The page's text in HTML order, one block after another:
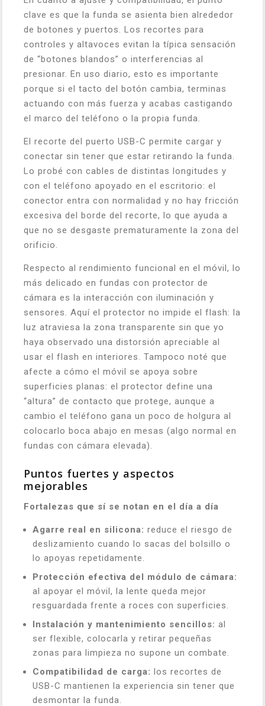
clave es que la funda se asienta bien alrededor
de botones y puertos. Los recortes para
controles y altavoces evitan la típica sensación
de “botones blandos” o interferencias al
presionar. En uso diario, esto es importante
porque si el tacto del botón cambia, terminas
actuando con más fuerza y acabas castigando
el marco del teléfono o la propia funda.
El recorte del puerto USB-C permite cargar y
conectar sin tener que estar retirando la funda.
Lo probé con cables de distintas longitudes y
con el teléfono apoyado en el escritorio: el
conector entra con normalidad y no hay fricción
excesiva del borde del recorte, lo que ayuda a
que no se desgaste prematuramente la zona del
orificio.
Respecto al rendimiento funcional en el móvil, lo
más delicado en fundas con protector de
cámara es la interacción con iluminación y
sensores. Aquí el protector no impide el flash: la
luz atraviesa la zona transparente sin que yo
haya observado una distorsión apreciable al
usar el flash en interiores. Tampoco noté que
afecte a cómo el móvil se apoya sobre
superficies planas: el protector define una
“altura” de contacto que protege, aunque a
cambio el teléfono gana un poco de holgura al
colocarlo boca abajo en mesas (algo normal en
fundas con cámara elevada).
Puntos fuertes y aspectos
mejorables
Fortalezas que sí se notan en el día a día
Agarre real en silicona: reduce el riesgo de
deslizamiento cuando lo sacas del bolsillo o
lo apoyas repetidamente.
Protección efectiva del módulo de cámara:
al apoyar el móvil, la lente queda mejor
resguardada frente a roces con superficies.
Instalación y mantenimiento sencillos: al
ser flexible, colocarla y retirar pequeñas
zonas para limpieza no supone un combate.
Compatibilidad de carga: los recortes de
USB-C mantienen la experiencia sin tener que
desmontar la funda.